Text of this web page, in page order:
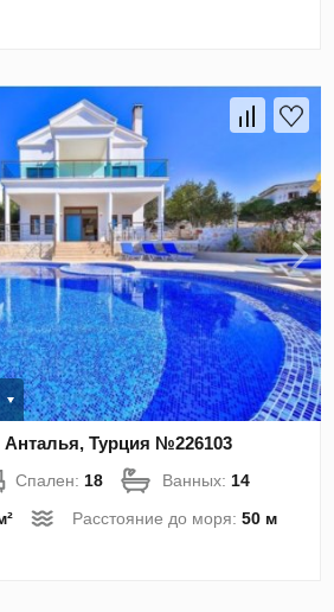
Турция №226103
Спален:18 Ванных:14
Расстояние до моря:50 м